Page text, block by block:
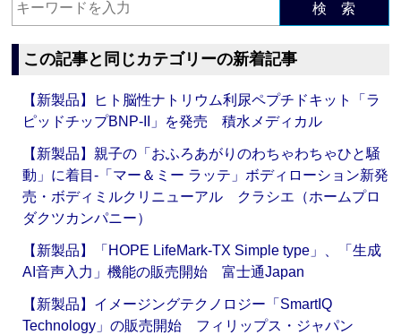
検 索
この記事と同じカテゴリーの新着記事
【新製品】ヒト脳性ナトリウム利尿ペプチドキット「ラ
ピッドチップBNP-II」を発売 積水メディカル
【新製品】親子の「おふろあがりのわちゃわちゃひと騒
動」に着目‐「マー＆ミー ラッテ」ボディローション新発
売・ボディミルクリニューアル クラシエ（ホームプロ
ダクツカンパニー）
【新製品】「HOPE LifeMark-TX Simple type」、「生成
AI音声入力」機能の販売開始 富士通Japan
【新製品】イメージングテクノロジー「SmartIQ
Technology」の販売開始 フィリップス・ジャパン